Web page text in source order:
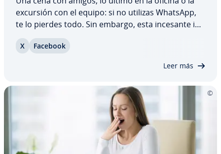
excursión con el equipo: si no utilizas WhatsApp,
te lo pierdes todo. Sin embargo, esta incesante in­
tes. En pa­r­ti­cu­lar, desde que WhatsApp comparte
X Facebook
Leer más